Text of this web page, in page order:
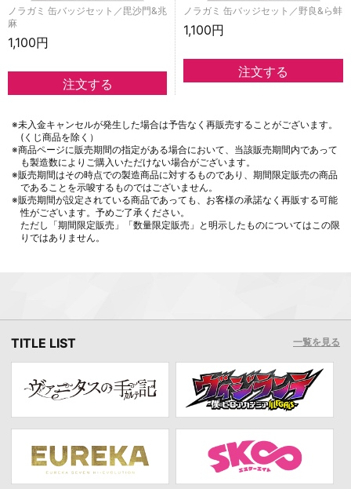
ノラガミ 缶バッジセット／毘沙門&兆
麻
1,100円
ノラガミ 缶バッジセット／野良&ら蚌
1,100円
※未入金キャンセルが発生した場合は予告なく再販売することがございます。
(くじ商品を除く）
※商品ページに販売期間の指定がある場合において、当該販売期間内であって
も製造数によりご購入いただけない場合がございます。
※販売期間はその時点での製造商品に対するものであり、期間限定販売の商品
であることを示唆するものではございません。
※販売期間が設定されている商品であっても、お客様の承諾なく再販する可能
性がございます。予めご了承ください。
ただし「期間限定販売」「数量限定販売」と明示したものについてはこの限
りではありません。
TITLE LIST 一覧を見る